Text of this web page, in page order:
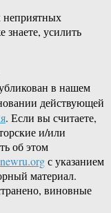
неприятных
усилить
в нашем
действующей
. Если вы считаете,
и/или
об этом
с указанием
материал.
виновные